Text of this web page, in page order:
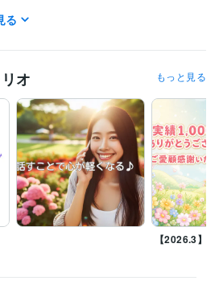
さいませ。
す。
嬉しいです。
研修 経験年数 : 3年
師・インストラクター 経験年数 : 10年
ウンセラー・コーチ 経験年数 : 5年
ト・アドバイザー（CDA）
取得年 : 2013
年Google ドキュメント:10年
る
オ もっと見る
【2026.3】